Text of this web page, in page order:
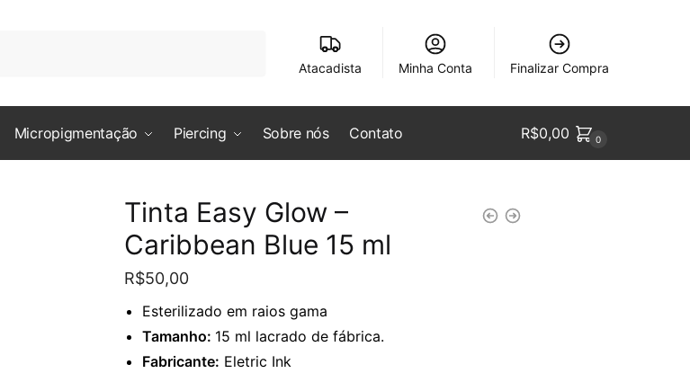
Atacadista
Minha Conta Finalizar Compra
Micropigmentação Piercing Sobre nós Contato R$0,00 0
Tinta Easy Glow –
Caribbean Blue 15 ml
R$50,00
Esterilizado em raios gama
Tamanho: 15 ml lacrado de fábrica.
Fabricante: Eletric Ink